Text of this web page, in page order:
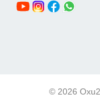
© 2026